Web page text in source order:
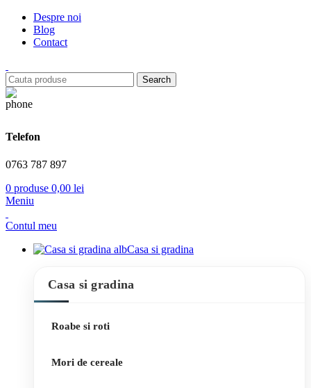
Despre noi
Blog
Contact
Search
Telefon
0763 787 897
0 produse 0,00 lei
Meniu
Contul meu
Casa si gradina
Casa si gradina
Roabe si roti
Mori de cereale